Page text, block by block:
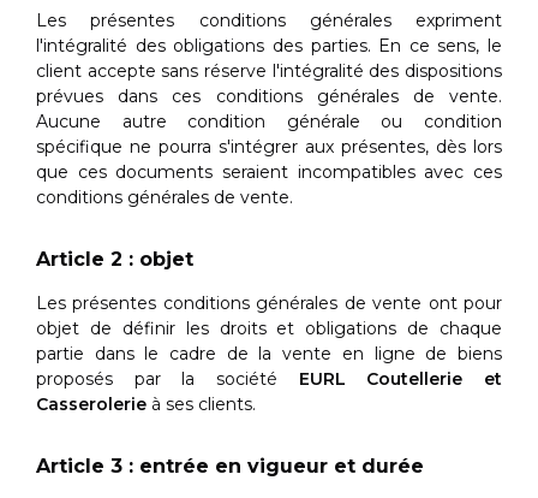
Les présentes conditions générales expriment
l'intégralité des obligations des parties. En ce sens, le
client accepte sans réserve l'intégralité des dispositions
prévues dans ces conditions générales de vente.
Aucune autre condition générale ou condition
spécifique ne pourra s'intégrer aux présentes, dès lors
que ces documents seraient incompatibles avec ces
conditions générales de vente.
Article 2 : objet
Les présentes conditions générales de vente ont pour
objet de définir les droits et obligations de chaque
partie dans le cadre de la vente en ligne de biens
proposés par la société EURL Coutellerie et
Casserolerie à ses clients.
Article 3 : entrée en vigueur et durée